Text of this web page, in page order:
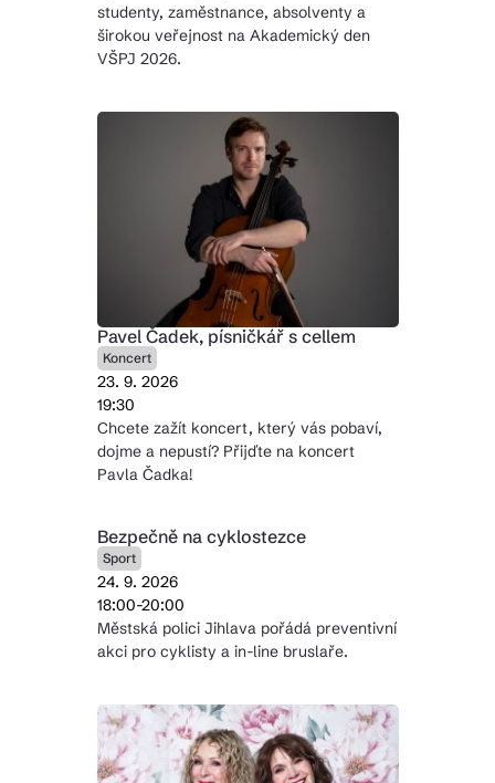
studenty, zaměstnance, absolventy a
širokou veřejnost na Akademický den
VŠPJ 2026.
Pavel Čadek, písničkář s cellem
Koncert
23. 9. 2026
19:30
Chcete zažít koncert, který vás pobaví,
dojme a nepustí? Přijďte na koncert
Pavla Čadka!
Bezpečně na cyklostezce
Sport
24. 9. 2026
18:00-20:00
Městská polici Jihlava pořádá preventivní
akci pro cyklisty a in-line bruslaře.